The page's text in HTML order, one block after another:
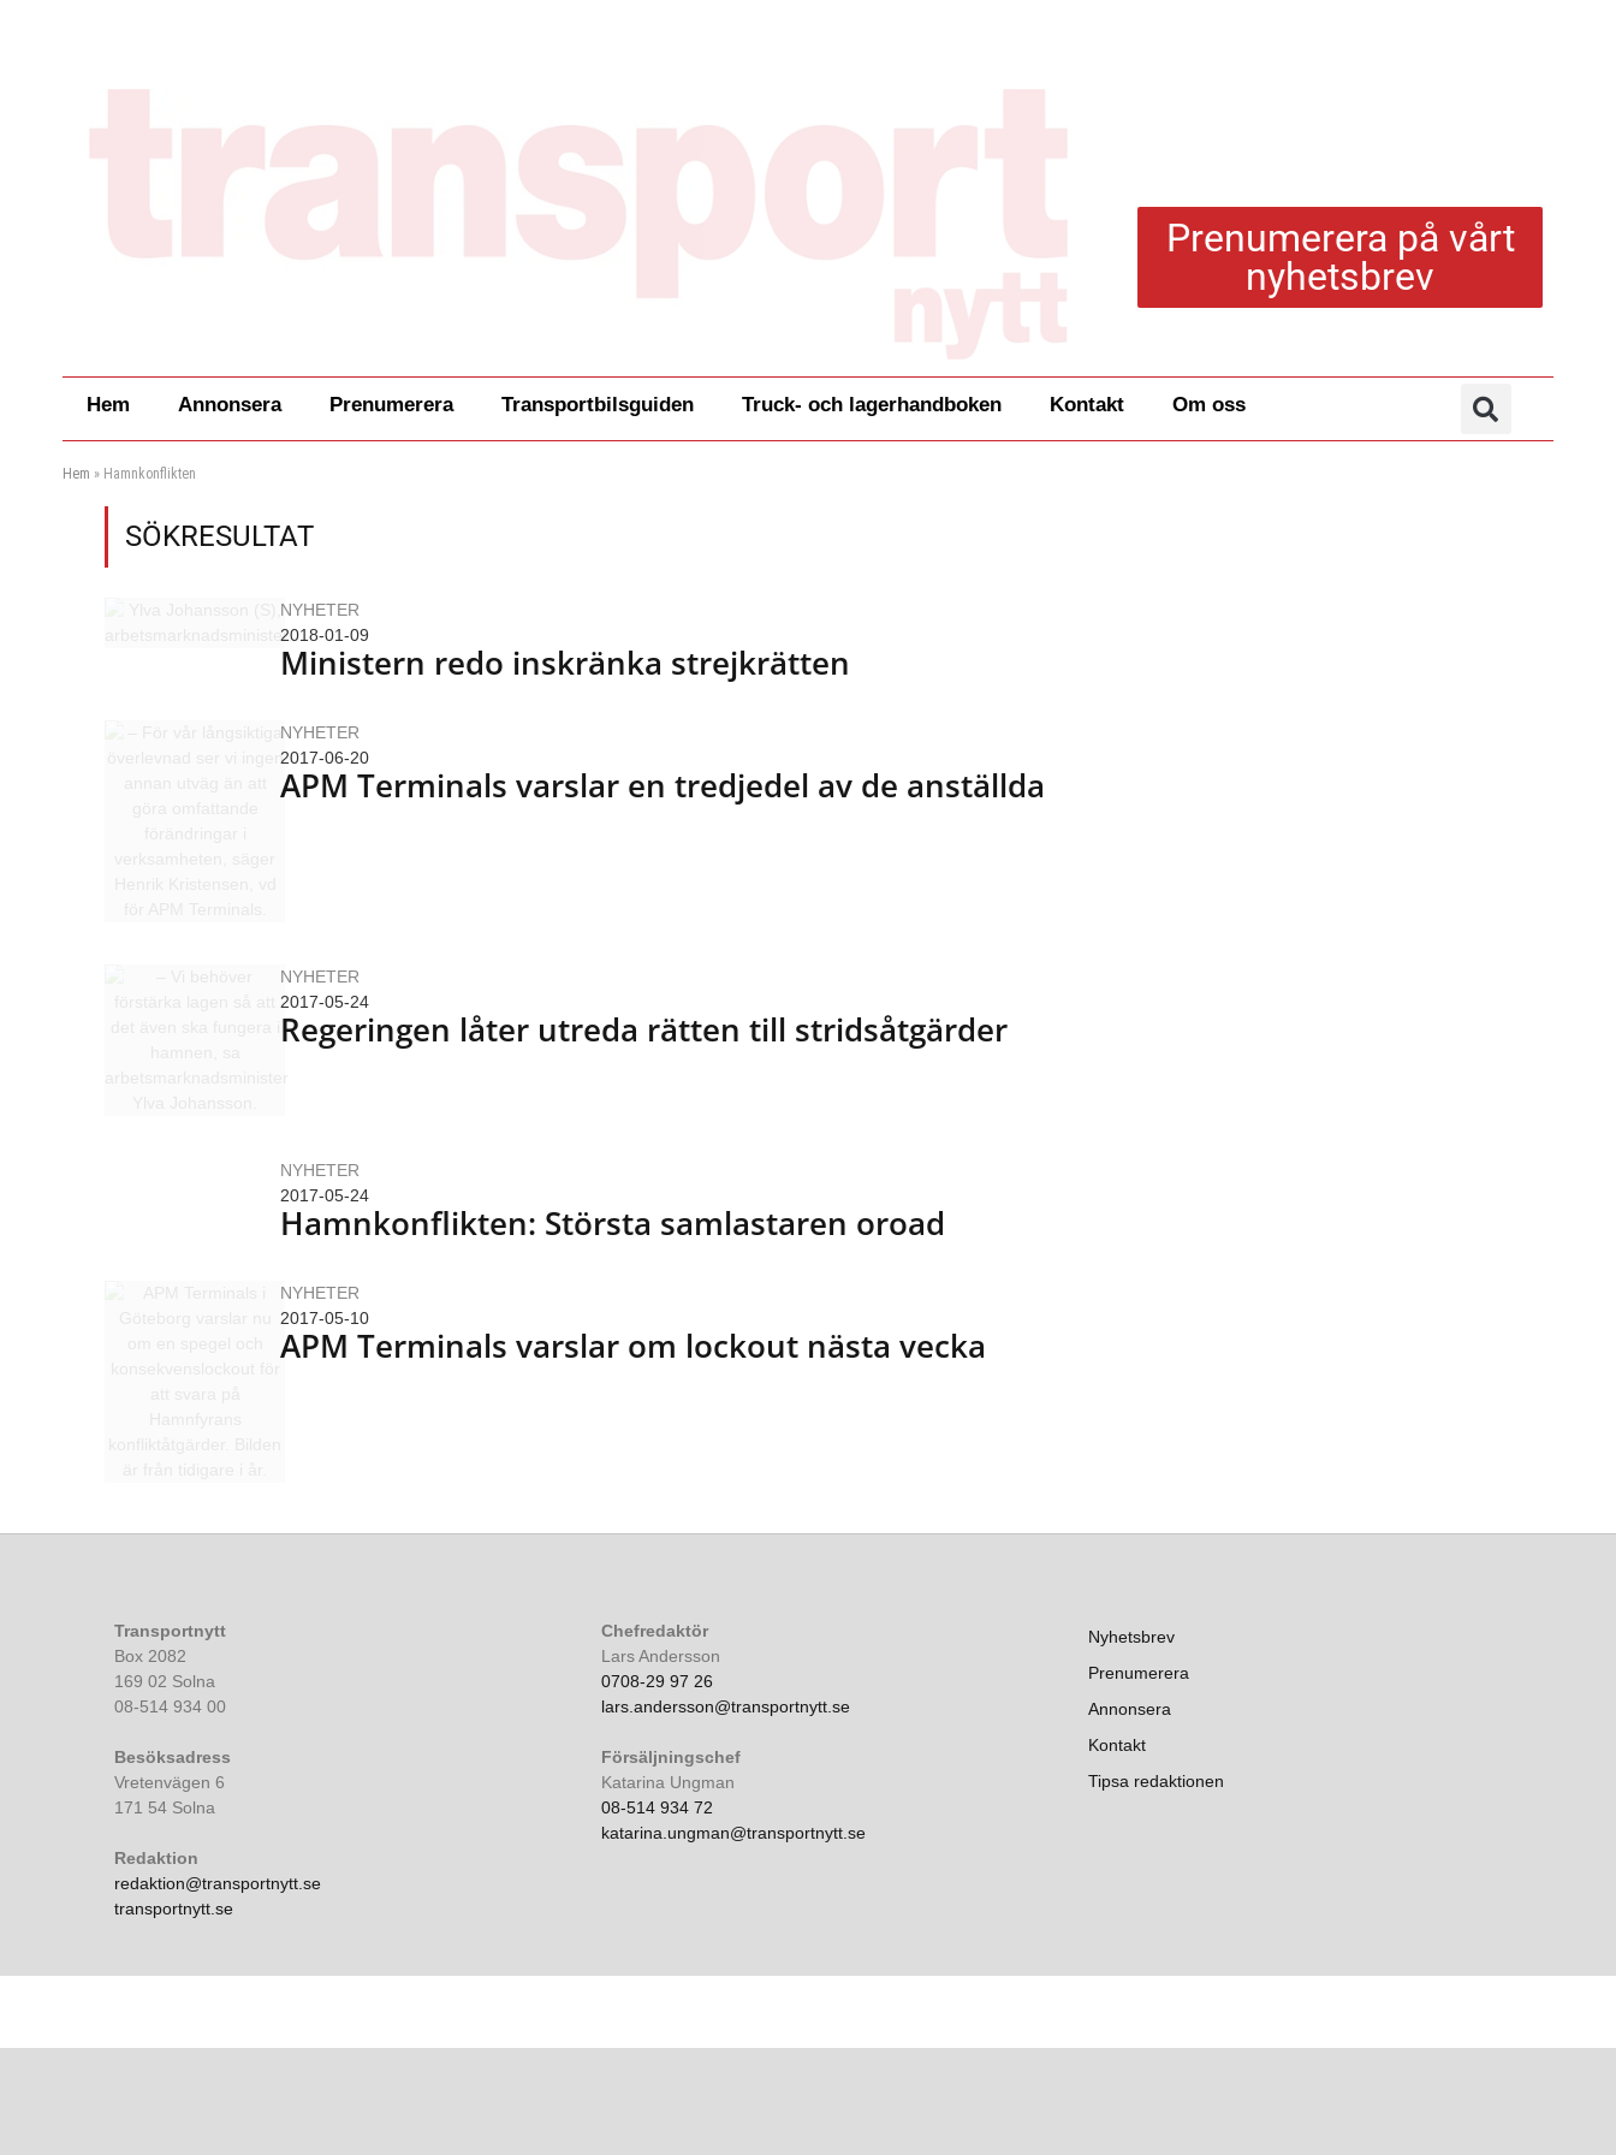
Prenumerera på vårt
nyhetsbrev
Hem Annonsera Prenumerera Transportbilsguiden Truck- och lagerhandboken Kontakt Om oss
Hem » Hamnkonflikten
SÖKRESULTAT
NYHETER
2018-01-09
Ministern redo inskränka strejkrätten
NYHETER
2017-06-20
APM Terminals varslar en tredjedel av de anställda
NYHETER
2017-05-24
Regeringen låter utreda rätten till stridsåtgärder
NYHETER
2017-05-24
Hamnkonflikten: Största samlastaren oroad
NYHETER
2017-05-10
APM Terminals varslar om lockout nästa vecka
Transportnytt
Box 2082
169 02 Solna
08-514 934 00
Besöksadress
Vretenvägen 6
171 54 Solna
Redaktion
redaktion@transportnytt.se
transportnytt.se
Chefredaktör
Lars Andersson
0708-29 97 26
lars.andersson@transportnytt.se
Försäljningschef
Katarina Ungman
08-514 934 72
katarina.ungman@transportnytt.se
Nyhetsbrev
Prenumerera
Annonsera
Kontakt
Tipsa redaktionen